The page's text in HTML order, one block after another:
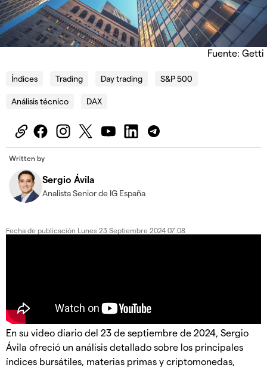
Fuente: Getti
Índices Trading Day trading S&P 500
Análisis técnico DAX
Written by
Sergio Ávila
Analista Senior de IG España
Fecha de publicación Lunes 23 Septiembre 2024 07:08
En su video diario del 23 de septiembre de 2024, Sergio
Ávila ofreció un análisis detallado sobre los principales
índices bursátiles, materias primas y criptomonedas,